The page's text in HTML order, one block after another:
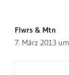
Flwrs & Mtn
7. März 2013